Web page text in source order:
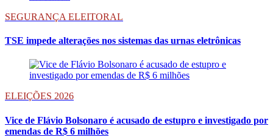
SEGURANÇA ELEITORAL
TSE impede alterações nos sistemas das urnas eletrônicas
ELEIÇÕES 2026
Vice de Flávio Bolsonaro é acusado de estupro e investigado por
emendas de R$ 6 milhões